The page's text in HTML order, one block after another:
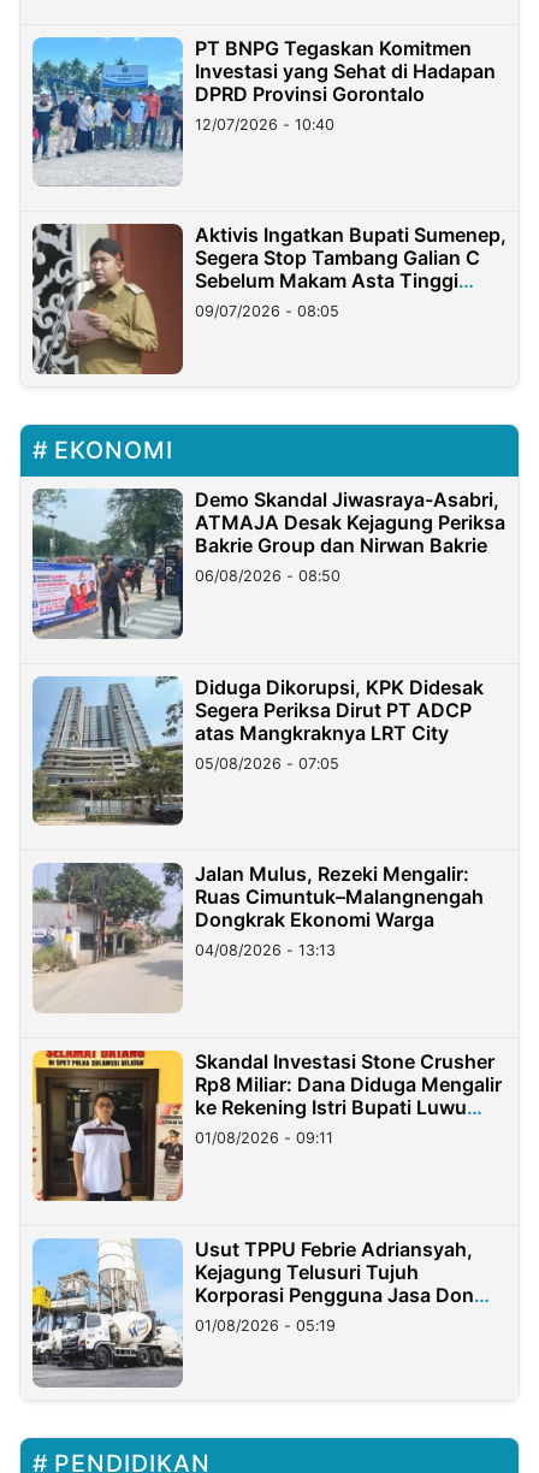
PT BNPG Tegaskan Komitmen
Investasi yang Sehat di Hadapan
DPRD Provinsi Gorontalo
12/07/2026 - 10:40
Aktivis Ingatkan Bupati Sumenep,
Segera Stop Tambang Galian C
Sebelum Makam Asta Tinggi
Longsor
09/07/2026 - 08:05
EKONOMI
Demo Skandal Jiwasraya-Asabri,
ATMAJA Desak Kejagung Periksa
Bakrie Group dan Nirwan Bakrie
06/08/2026 - 08:50
Diduga Dikorupsi, KPK Didesak
Segera Periksa Dirut PT ADCP
atas Mangkraknya LRT City
05/08/2026 - 07:05
Jalan Mulus, Rezeki Mengalir:
Ruas Cimuntuk–Malangnengah
Dongkrak Ekonomi Warga
04/08/2026 - 13:13
Skandal Investasi Stone Crusher
Rp8 Miliar: Dana Diduga Mengalir
ke Rekening Istri Bupati Luwu
Timur
01/08/2026 - 09:11
Usut TPPU Febrie Adriansyah,
Kejagung Telusuri Tujuh
Korporasi Pengguna Jasa Don
Ritto
01/08/2026 - 05:19
PENDIDIKAN